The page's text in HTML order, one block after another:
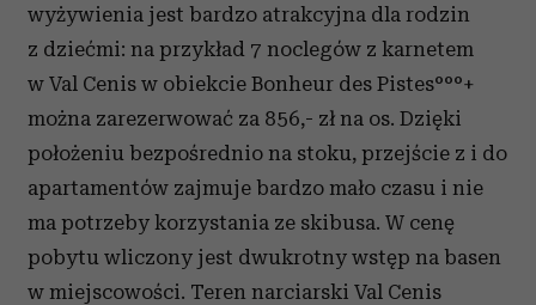
wyżywienia jest bardzo atrakcyjna dla rodzin
z dziećmi: na przykład 7 noclegów z karnetem
w Val Cenis w obiekcie Bonheur des Pistes°°°+
można zarezerwować za 856,- zł na os. Dzięki
położeniu bezpośrednio na stoku, przejście z i do
apartamentów zajmuje bardzo mało czasu i nie
ma potrzeby korzystania ze skibusa. W cenę
pobytu wliczony jest dwukrotny wstęp na basen
w miejscowości. Teren narciarski Val Cenis